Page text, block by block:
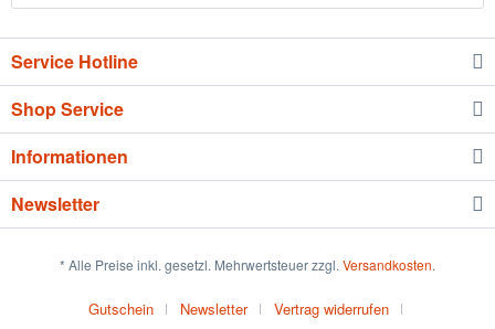
Service Hotline
Shop Service
Informationen
Newsletter
* Alle Preise inkl. gesetzl. Mehrwertsteuer zzgl. Versandkosten.
Gutschein Newsletter
Vertrag widerrufen